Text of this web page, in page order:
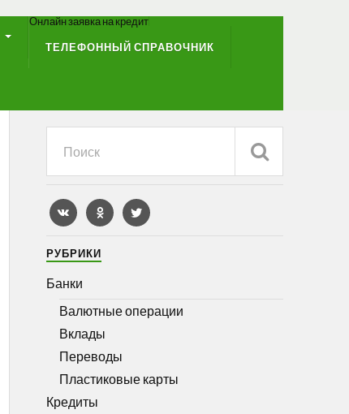
Онлайн заявка на кредит
ТЕЛЕФОННЫЙ СПРАВОЧНИК
РУБРИКИ
Банки
Валютные операции
Вклады
Переводы
Пластиковые карты
Кредиты